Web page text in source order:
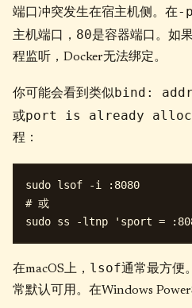
端口冲突发生在宿主机侧。在-
主机端口， 80是容器端口。如
程监听，Docker无法绑定。
你可能会看到类似bind:
或port is already
程：
sudo lsof -i :8080
# 或
在macOS上， lsof通常最方便
常默认可用。在Windows